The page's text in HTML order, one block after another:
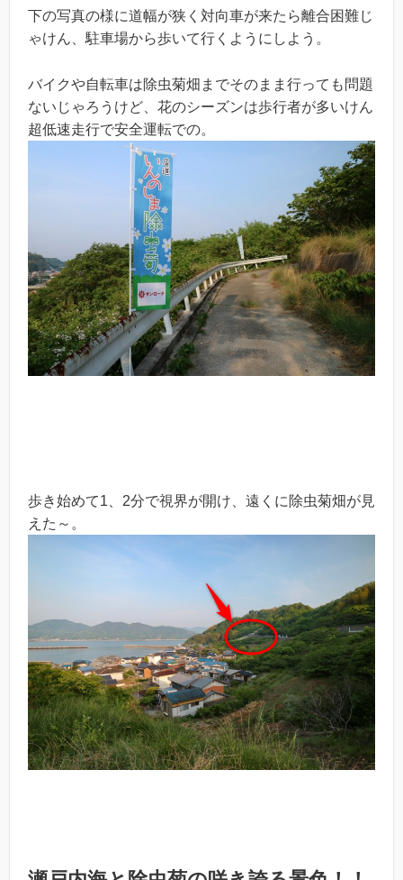
下の写真の様に道幅が狭く対向車が来たら離合困難じ
ゃけん、駐車場から歩いて行くようにしよう。
バイクや自転車は除虫菊畑までそのまま行っても問題
ないじゃろうけど、花のシーズンは歩行者が多いけん
超低速走行で安全運転での。
歩き始めて1、2分で視界が開け、遠くに除虫菊畑が見
えた～。